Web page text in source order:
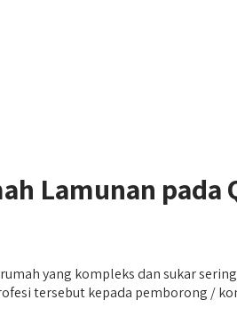
Lamunan pada
yang kompleks dan sukar
tersebut kepada pemborong /